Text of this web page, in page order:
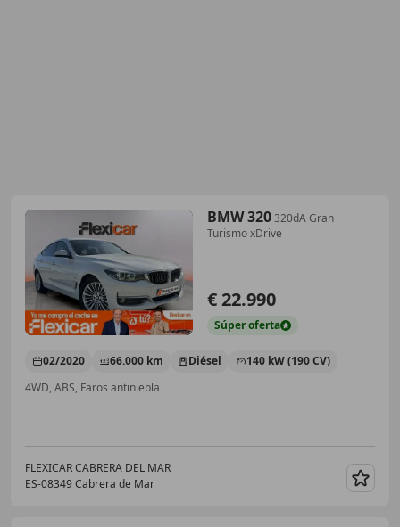
BMW 320320dA Gran
Turismo xDrive
€ 22.990
Súperoferta
02/2020 66.000 km Diésel
140 kW (190 CV)
4WD, ABS, Faros antiniebla
FLEXICAR CABRERA DEL MAR
ES-08349 Cabrera de Mar